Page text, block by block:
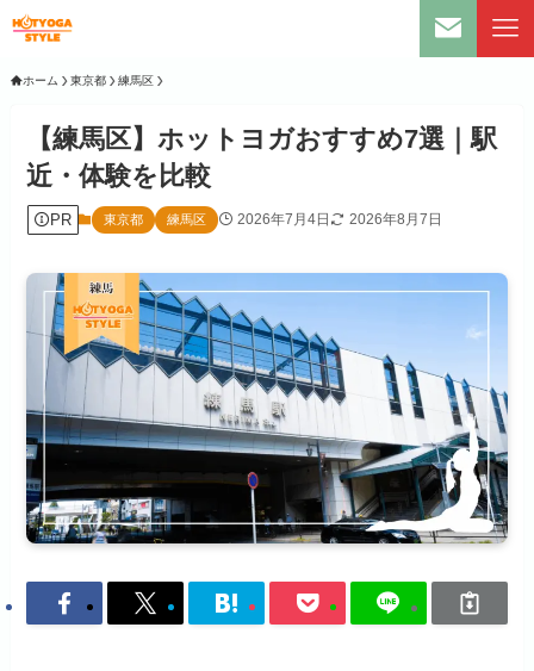
ホーム 東京都 練馬区
【練馬区】ホットヨガおすすめ7選｜駅
近・体験を比較
PR 東京都 練馬区 2026年7月4日 2026年8月7日